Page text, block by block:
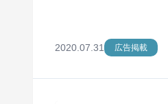
2020.07.31 広告掲載